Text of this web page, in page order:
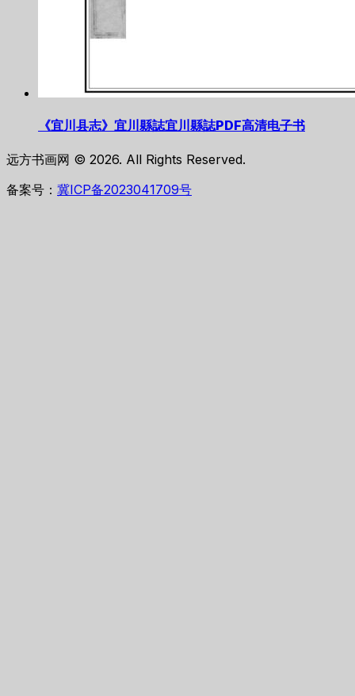
《宜川县志》宜川縣誌宜川縣誌PDF高清电子书
远方书画网 © 2026. All Rights Reserved.
备案号： 冀ICP备2023041709号